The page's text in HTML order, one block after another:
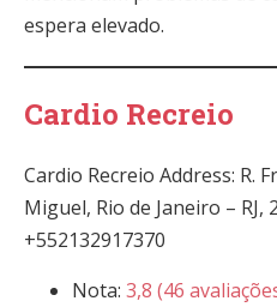
espera elevado.
Cardio Recreio
Cardio Recreio Address: R.
Miguel, Rio de Janeiro – RJ,
+552132917370
Nota: 3,8 (46